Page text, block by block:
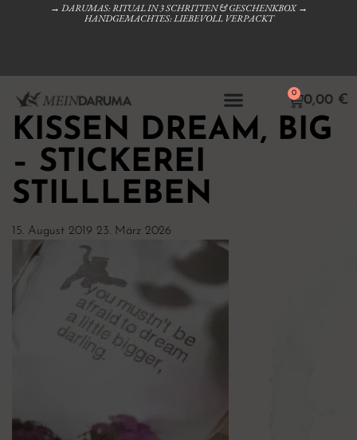
→ DARUMAS: RITUAL IN 3 SCHRITTEN & GESCHENKBOX →
HANDGEMACHTES: LIEBEVOLL VERPACKT
0,00 €
0
KISSEN DREAM, BIG
– STICKEREI
STILLLEBEN
15. August 2019 23. März 2026